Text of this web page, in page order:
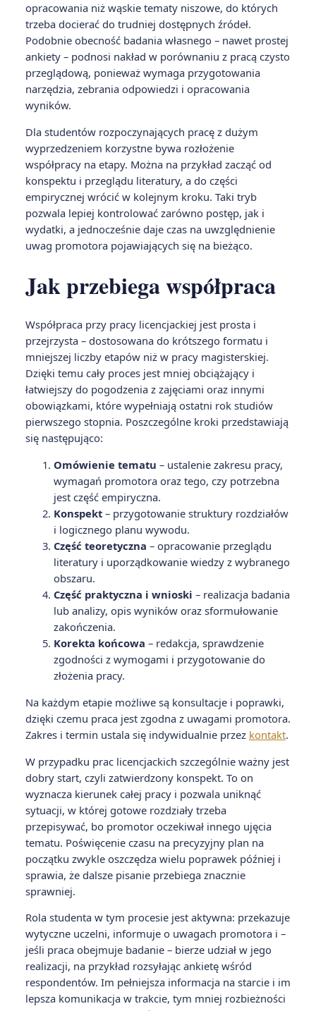
opracowania niż wąskie tematy niszowe, do których
trzeba docierać do trudniej dostępnych źródeł.
Podobnie obecność badania własnego – nawet prostej
ankiety – podnosi nakład w porównaniu z pracą czysto
przeglądową, ponieważ wymaga przygotowania
narzędzia, zebrania odpowiedzi i opracowania
wyników.
Dla studentów rozpoczynających pracę z dużym
wyprzedzeniem korzystne bywa rozłożenie
współpracy na etapy. Można na przykład zacząć od
konspektu i przeglądu literatury, a do części
empirycznej wrócić w kolejnym kroku. Taki tryb
pozwala lepiej kontrolować zarówno postęp, jak i
wydatki, a jednocześnie daje czas na uwzględnienie
uwag promotora pojawiających się na bieżąco.
Jak przebiega współpraca
Współpraca przy pracy licencjackiej jest prosta i
przejrzysta – dostosowana do krótszego formatu i
mniejszej liczby etapów niż w pracy magisterskiej.
Dzięki temu cały proces jest mniej obciążający i
łatwiejszy do pogodzenia z zajęciami oraz innymi
obowiązkami, które wypełniają ostatni rok studiów
pierwszego stopnia. Poszczególne kroki przedstawiają
się następująco:
Omówienie tematu – ustalenie zakresu pracy,
wymagań promotora oraz tego, czy potrzebna
jest część empiryczna.
Konspekt – przygotowanie struktury rozdziałów
i logicznego planu wywodu.
Część teoretyczna – opracowanie przeglądu
literatury i uporządkowanie wiedzy z wybranego
obszaru.
Część praktyczna i wnioski – realizacja badania
lub analizy, opis wyników oraz sformułowanie
zakończenia.
Korekta końcowa – redakcja, sprawdzenie
zgodności z wymogami i przygotowanie do
złożenia pracy.
Na każdym etapie możliwe są konsultacje i poprawki,
dzięki czemu praca jest zgodna z uwagami promotora.
Zakres i termin ustala się indywidualnie przez kontakt.
W przypadku prac licencjackich szczególnie ważny jest
dobry start, czyli zatwierdzony konspekt. To on
wyznacza kierunek całej pracy i pozwala uniknąć
sytuacji, w której gotowe rozdziały trzeba
przepisywać, bo promotor oczekiwał innego ujęcia
tematu. Poświęcenie czasu na precyzyjny plan na
początku zwykle oszczędza wielu poprawek później i
sprawia, że dalsze pisanie przebiega znacznie
sprawniej.
Rola studenta w tym procesie jest aktywna: przekazuje
wytyczne uczelni, informuje o uwagach promotora i –
jeśli praca obejmuje badanie – bierze udział w jego
realizacji, na przykład rozsyłając ankietę wśród
respondentów. Im pełniejsza informacja na starcie i im
lepsza komunikacja w trakcie, tym mniej rozbieżności